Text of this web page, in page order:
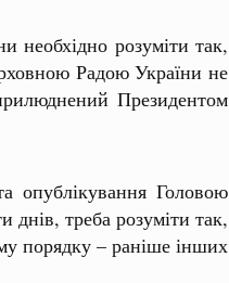
необхідно розуміти так,
Радою України не
Президентом
опублікування Головою
треба розуміти так,
порядку – раніше інших